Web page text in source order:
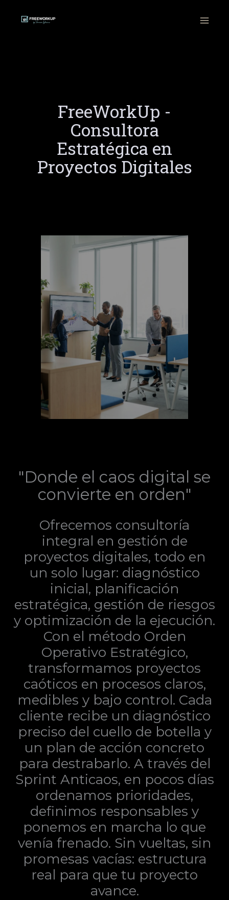
FreeWorkUp -
Consultora
Estratégica en
Proyectos Digitales
"Donde el caos digital se
convierte en orden"
Ofrecemos consultoría
integral en gestión de
proyectos digitales, todo en
un solo lugar: diagnóstico
inicial, planificación
estratégica, gestión de riesgos
y optimización de la ejecución.
Con el método Orden
Operativo Estratégico,
transformamos proyectos
caóticos en procesos claros,
medibles y bajo control. Cada
cliente recibe un diagnóstico
preciso del cuello de botella y
un plan de acción concreto
para destrabarlo. A través del
Sprint Anticaos, en pocos días
ordenamos prioridades,
definimos responsables y
ponemos en marcha lo que
venía frenado. Sin vueltas, sin
promesas vacías: estructura
real para que tu proyecto
avance.